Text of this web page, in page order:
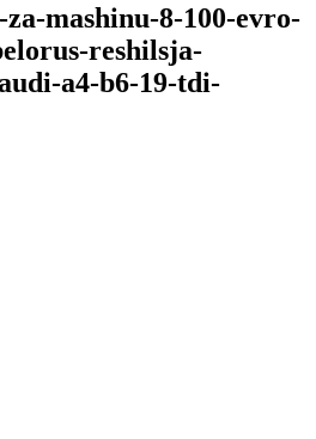
mashinu-8-100-evro-
reshilsja-
a4-b6-19-tdi-